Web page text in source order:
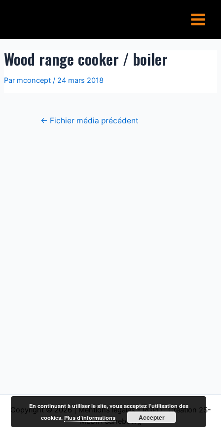
Menu
Wood range cooker / boiler
Par mconcept / 24 mars 2018
← Fichier média précédent
Copyright © 2026 |Mentions légales - RGPD|Création 2S-
MEDIA Sarrebourg
En continuant à utiliser le site, vous acceptez l’utilisation des
cookies.Plus d’informations Accepter